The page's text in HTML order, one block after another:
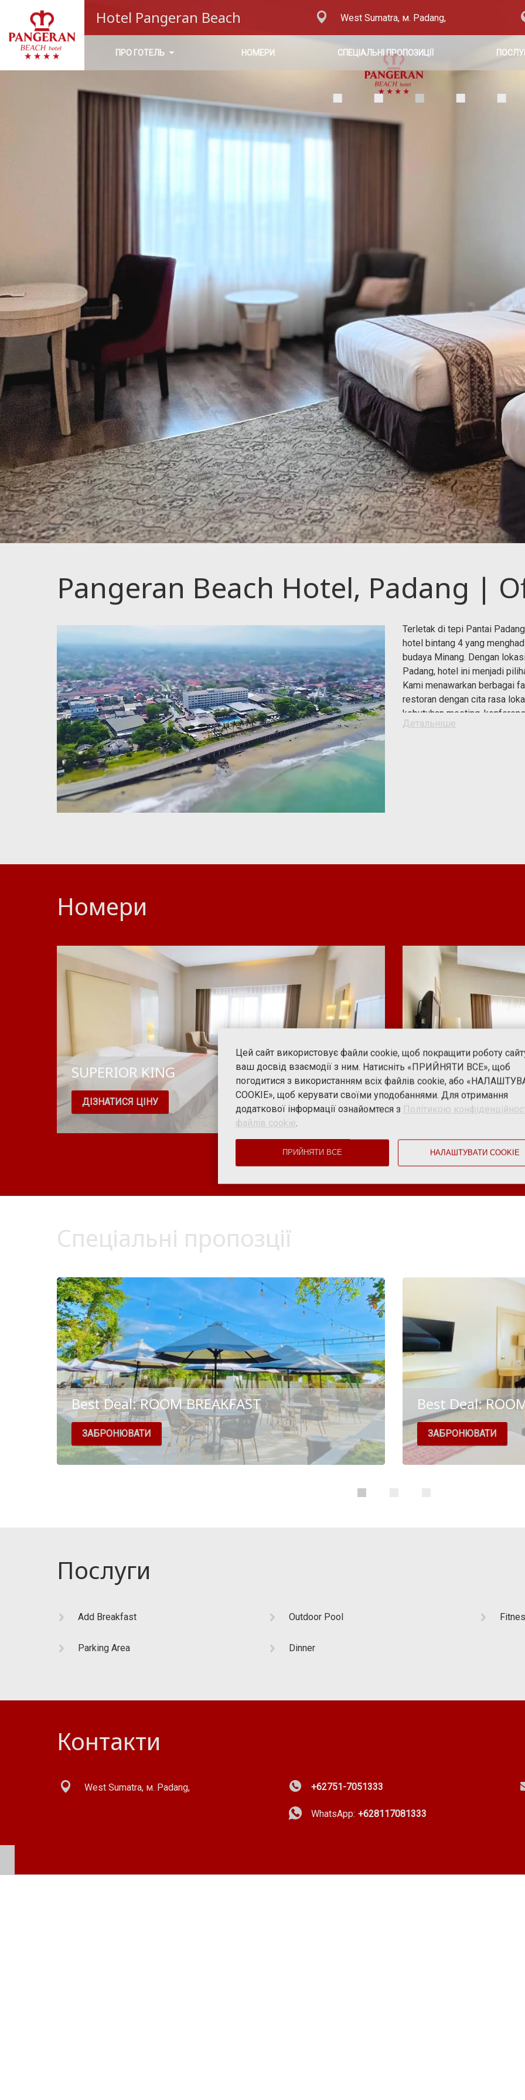
Цей сайт використовує файли cookie, щоб покращити роботу
ваш досвід взаємодії з ним. Натисніть «ПРИЙНЯТИ ВСЕ», щоб
погодитися з використанням всіх файлів cookie, або
COOKIE», щоб керувати своїми уподобаннями. Для отримання
додаткової інформації ознайомтеся з Політикою
файлів cookie.
ПРИЙНЯТИ ВСЕ НАЛАШТУВАТИ COOKIE
Hotel Pangeran Beach West Sumatra, м. Padang,
ПРО ГОТЕЛЬ НОМЕРИ СПЕЦІАЛЬНІ ПРОПОЗИЦІЇ
Pangeran Beach Hotel, Padang |
Terletak di tepi Pantai
hotel bintang 4 yang
budaya Minang. Dengan
Padang, hotel ini menjadi
Kami menawarkan berbagai
restoran dengan cita rasa
kebutuhan meeting,
suasana romantis tepi
Детальнiше
Номери
SUPERIOR KING
ДІЗНАТИСЯ ЦІНУ
SUPERIOR TWIN
ДІЗНАТИСЯ ЦІНУ
Спеціальні пропозції
Best Deal: ROOM BREAKFAST
ЗАБРОНЮВАТИ
Room includes : - Daily Breakfast for 2 persons. - Free Wi - Fi throughout
Best Deal:
ЗАБРОНЮВАТИ
Room includes : - Free Wi
Послуги
Add Breakfast Outdoor Pool
Parking Area Dinner
Контакти
West Sumatra, м. Padang, +62751-7051333
WhatsApp: +628117081333